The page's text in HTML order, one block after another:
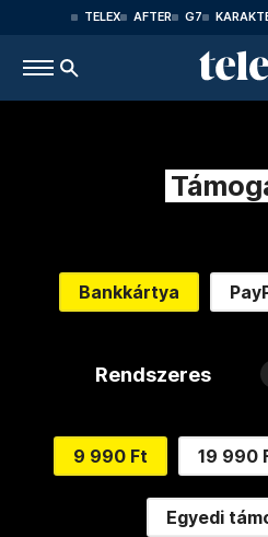
TELEX AFTER G7
Bankkártya
Rendszeres
9 990 Ft 19 990
Egyedi